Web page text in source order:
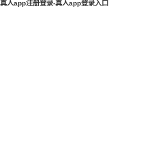
真人app注册登录-真人app登录入口